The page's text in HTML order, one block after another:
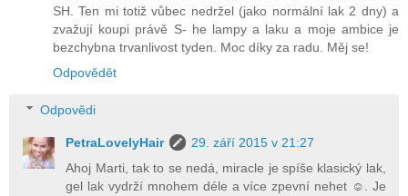
SH. Ten mi totiž vůbec nedržel (jako normální lak 2 dny) a
zvažují koupi právě S- he lampy a laku a moje ambice je
bezchybna trvanlivost tyden. Moc díky za radu. Měj se!
Odpovědět
Odpovědi
PetraLovelyHair
29. září 2015 v 21:27
Ahoj Marti, tak to se nedá, miracle je spíše klasický lak,
gel lak vydrží mnohem déle a více zpevní nehet ☺. Je